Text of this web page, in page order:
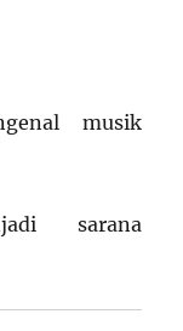
musik
sarana